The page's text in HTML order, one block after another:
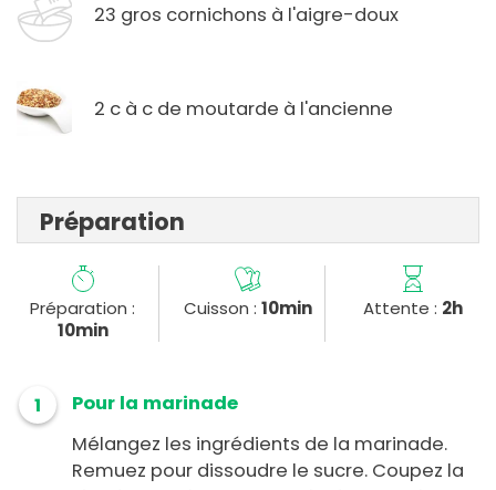
23 gros cornichons à l'aigre-doux
2 c à c de moutarde à l'ancienne
Préparation
Préparation :
10min
Cuisson : 10min Attente : 2h
1
Pour la marinade
Mélangez les ingrédients de la marinade.
Remuez pour dissoudre le sucre. Coupez la